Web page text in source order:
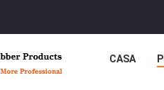
CASA